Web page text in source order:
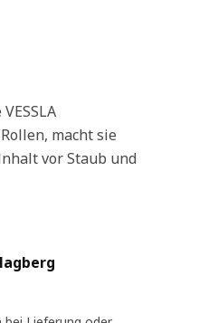
macht sie
vor Staub und